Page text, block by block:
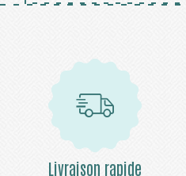
Livraison rapide